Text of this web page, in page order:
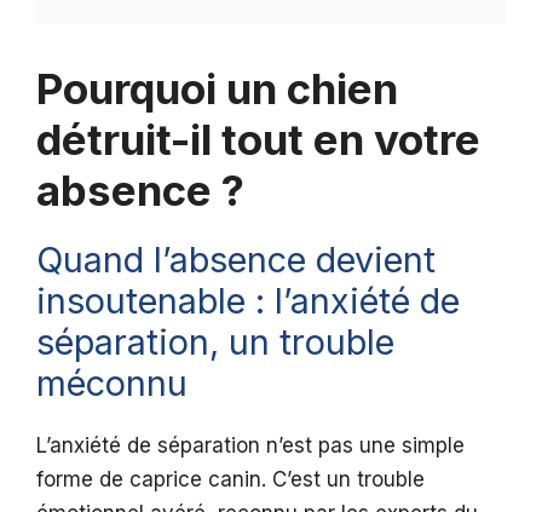
Pourquoi un chien
détruit-il tout en votre
absence ?
Quand l’absence devient
insoutenable : l’anxiété de
séparation, un trouble
méconnu
L’anxiété de séparation n’est pas une simple
forme de caprice canin. C’est un trouble